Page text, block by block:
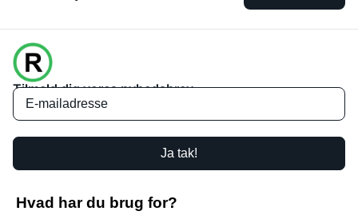
Tilmeld dig vores nyhedsbrev
Ja tak!
Hvad har du brug for?